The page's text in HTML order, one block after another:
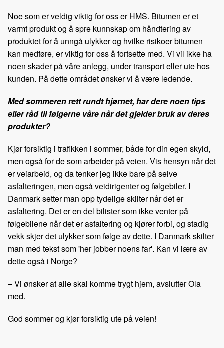
Noe som er veldig viktig for oss er HMS. Bitumen er et
varmt produkt og å spre kunnskap om håndtering av
produktet for å unngå ulykker og hvilke risikoer bitumen
kan medføre, er viktig for oss å fortsette med. Vi vil ikke ha
noen skader på våre anlegg, under transport eller ute hos
kunden. På dette området ønsker vi å være ledende.
Med sommeren rett rundt hjørnet, har dere noen tips
eller råd til følgerne våre når det gjelder bruk av deres
produkter?
Kjør forsiktig i trafikken i sommer, både for din egen skyld,
men også for de som arbeider på veien. Vis hensyn når det
er veiarbeid, og da tenker jeg ikke bare på selve
asfalteringen, men også veidirigenter og følgebiler. I
Danmark setter man opp tydelige skilter når det er
asfaltering. Det er en del bilister som ikke venter på
følgebilene når det er asfaltering og kjører forbi, og stadig
vekk skjer det ulykker som følge av dette. I Danmark skilter
man med tekst som 'her jobber noens far'. Kan vi lære av
dette også i Norge?
– Vi ønsker at alle skal komme trygt hjem, avslutter Ola
med.
God sommer og kjør forsiktig ute på veien!